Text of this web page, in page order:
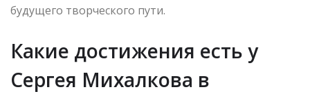
будущего творческого пути.
Какие достижения есть у
Сергея Михалкова в